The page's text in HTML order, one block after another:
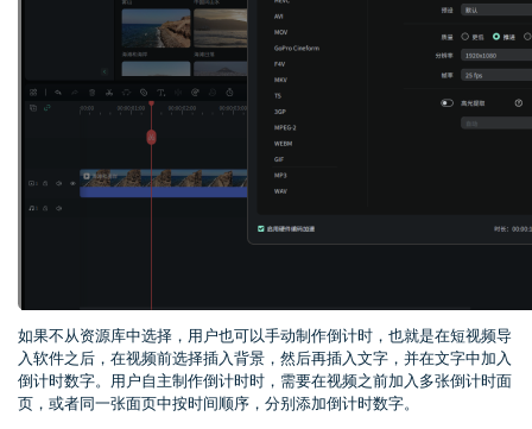
如果不从资源库中选择，用户也可以手动制作倒计时，也就是在短视频导
入软件之后，在视频前选择插入背景，然后再插入文字，并在文字中加入
倒计时数字。用户自主制作倒计时时，需要在视频之前加入多张倒计时面
页，或者同一张面页中按时间顺序，分别添加倒计时数字。